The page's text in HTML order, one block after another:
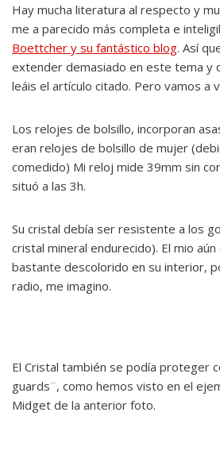
Hay mucha literatura al respecto y
me a parecido más completa e
Boettcher y su fantástico blog. Así
extender demasiado en este tema y
leáis el artículo citado. Pero vamos a
Los relojes de bolsillo, incorporan
eran relojes de bolsillo de mujer
comedido) Mi reloj mide 39mm sin
situó a las 3h.
Su cristal debía ser resistente a los
cristal mineral endurecido). El mio
bastante descolorido en su interior,
radio, me imagino.
El Cristal también se podía proteger
guards¨, como hemos visto en el
Midget de la anterior foto.